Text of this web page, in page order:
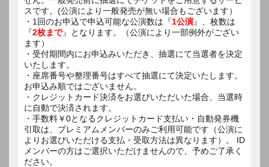
スです。(公演により一般発売が無い場合もございます）
・1回のお申込で申込可能な公演数は『1公演』、枚数は
『2枚まで』となります。（公演により一部例外がござい
ます）
・受付期間内にお申込みいただき、抽選にて当選者を決定
いたします。
・座席番号や整理番号はすべて抽選にて決定いたします。
お申込み順ではございません。
・クレジットカード決済をお選びいただいた場合、当選時
に自動で決済されます。
・手数料￥0となるクレジットカード支払い・自動発券機
引取は、プレミアムメンバーのみご利用可能です（公演に
よりお選びいただける支払・受取方法は異なります）。 ID
メンバーの方はご選択いただけませんので、予めご了承く
ださい。